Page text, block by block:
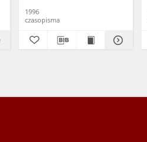
1996
czasopisma